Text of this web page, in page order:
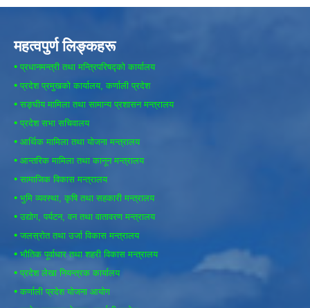
महत्वपुर्ण लिङ्कहरू
• प्रधानमन्त्री तथा मन्त्रिपरिषद्को कार्यालय
• प्रदेश प्रमुखको कार्यालय, कर्णाली प्रदेश
• सङ्घीय मामिला तथा सामान्य प्रशासन मन्त्रालय
• प्रदेश सभा सचिवालय
• आर्थिक मामिला तथा योजना मन्त्रालय
• आन्तरिक मामिला तथा कानून मन्त्रालय
• सामाजिक विकास मन्त्रालय
• भुमि व्यवस्था, कृषि तथा सहकारी मन्त्रालय
• उद्योग, पर्यटन, वन तथा वातावरण मन्त्रालय
• जलस्रोत तथा उर्जा विकास मन्त्रालय
• भौतिक पूर्वाधार तथा शहरी विकास मन्त्रालय
• प्रदेश लेखा नियन्त्रक कार्यालय
• कर्णाली प्रदेश योजना आयोग